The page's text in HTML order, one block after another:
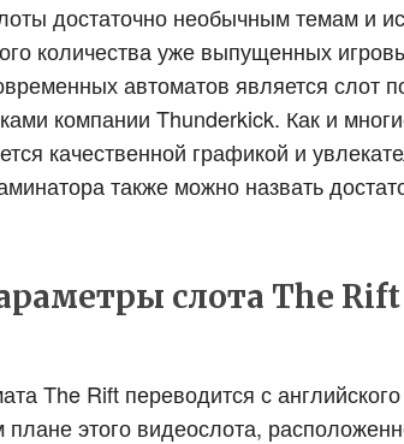
достаточно необычным темам и
количества уже выпущенных
автоматов является слот
компании Thunderkick. Как и
качественной графикой и
также можно назвать
слота The
The Rift переводится с
этого видеослота,